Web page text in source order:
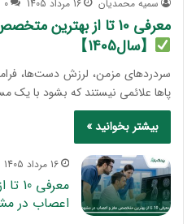
سمیه محمدیان 16 مرداد 1405 0
معرفی 10 تا از بهترین متخصص مغز و اعصاب در تهران
【سال1405】
سردردهای مزمن، لرزش دست‌ها،
پاها علائمی نیستند که بشود با یک
بیشتر بخوانید »
16 مرداد 1405
اعصاب در